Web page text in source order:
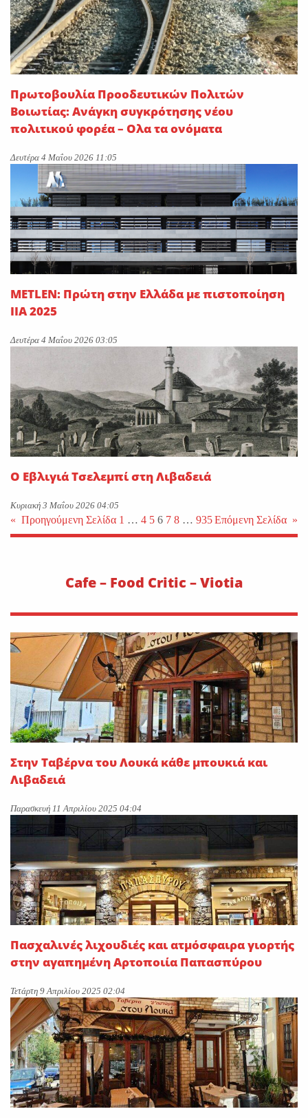
Πρωτοβουλία Προοδευτικών Πολιτών
Βοιωτίας: Ανάγκη συγκρότησης νέου
πολιτικού φορέα – Ολα τα ονόματα
Δευτέρα 4 Μαΐου 2026 11:05
METLEN: Πρώτη στην Ελλάδα με πιστοποίηση
IIA 2025
Δευτέρα 4 Μαΐου 2026 03:05
Ο Εβλιγιά Τσελεμπί στη Λιβαδειά
Κυριακή 3 Μαΐου 2026 04:05
« Προηγούμενη Σελίδα 1 … 4 5 6 7 8 … 935 Επόμενη Σελίδα »
Cafe – Food Critic – Viotia
Στην Ταβέρνα του Λουκά κάθε μπουκιά και
Λιβαδειά
Παρασκευή 11 Απριλίου 2025 04:04
Πασχαλινές λιχουδιές και ατμόσφαιρα γιορτής
στην αγαπημένη Αρτοποιία Παπασπύρου
Τετάρτη 9 Απριλίου 2025 02:04